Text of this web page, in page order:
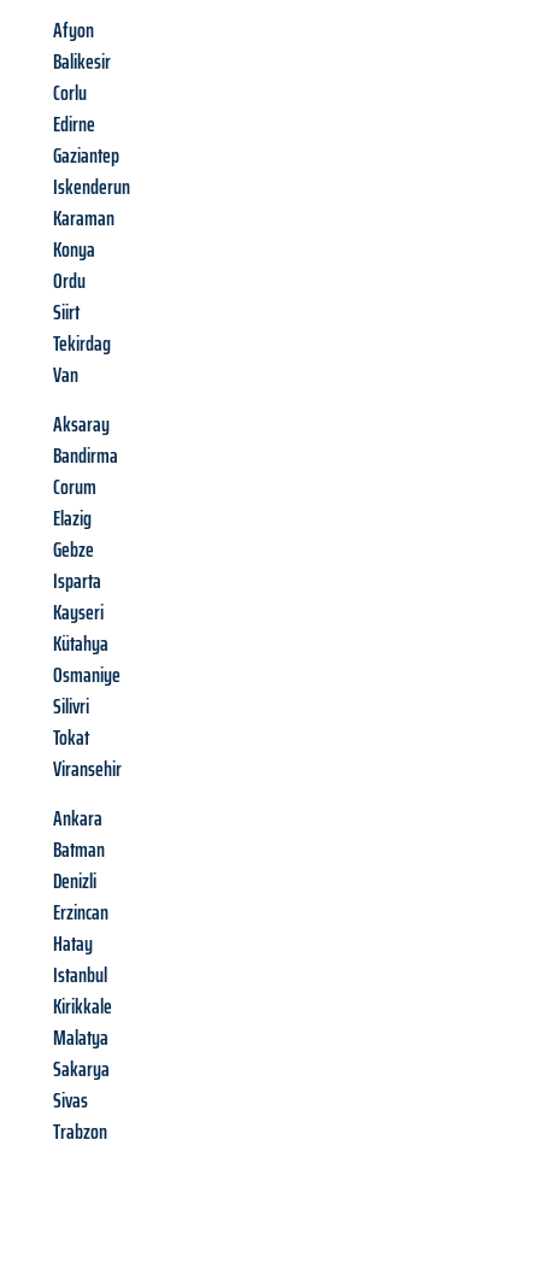
Afyon
Balikesir
Corlu
Edirne
Gaziantep
Iskenderun
Karaman
Konya
Ordu
Siirt
Tekirdag
Van
Aksaray
Bandirma
Corum
Elazig
Gebze
Isparta
Kayseri
Kütahya
Osmaniye
Silivri
Tokat
Viransehir
Ankara
Batman
Denizli
Erzincan
Hatay
Istanbul
Kirikkale
Malatya
Sakarya
Sivas
Trabzon